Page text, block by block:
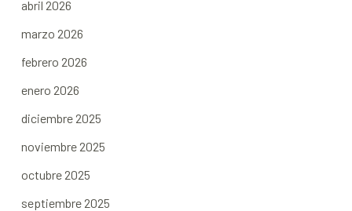
abril 2026
marzo 2026
febrero 2026
enero 2026
diciembre 2025
noviembre 2025
octubre 2025
septiembre 2025